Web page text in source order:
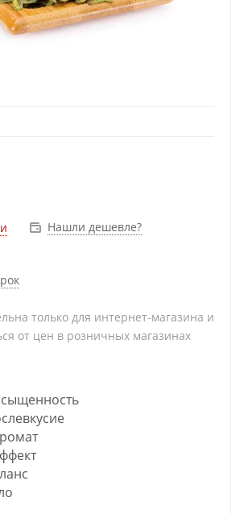
Нашли дешевле?
только для интернет-магазина и
от цен в розничных магазинах